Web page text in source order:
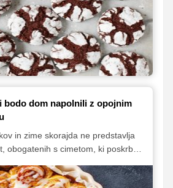
nekaj nepogrešljivih nasvetov za
razpokančkov.
bodo dom napolnili z opojnim
in zime skorajda ne predstavlja
obogatenih s cimetom, ki poskrbi
pa je kot nadev za sladke